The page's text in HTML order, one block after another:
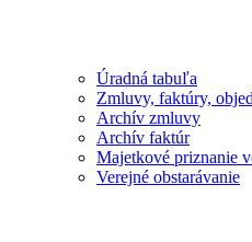
Úradná tabuľa
Zmluvy, faktúry,
Archív zmluvy
Archív faktúr
Majetkové priznanie
Verejné obstarávanie